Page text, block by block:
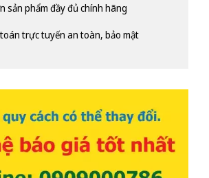
sản phẩm đầy đủ chính hãng
trực tuyến an toàn, bảo mật